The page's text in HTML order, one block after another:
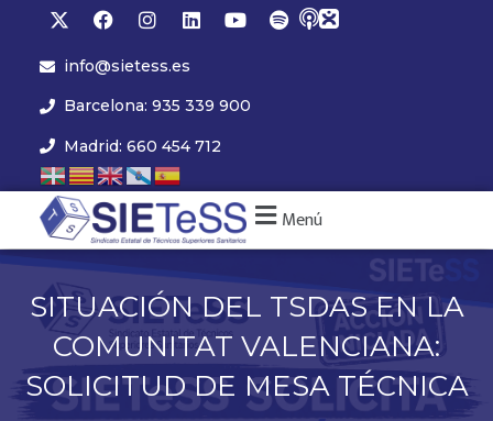
info@sietess.es
Barcelona: 935 339 900
Madrid: 660 454 712
Menú
SITUACIÓN DEL TSDAS EN LA
COMUNITAT VALENCIANA:
SOLICITUD DE MESA TÉCNICA